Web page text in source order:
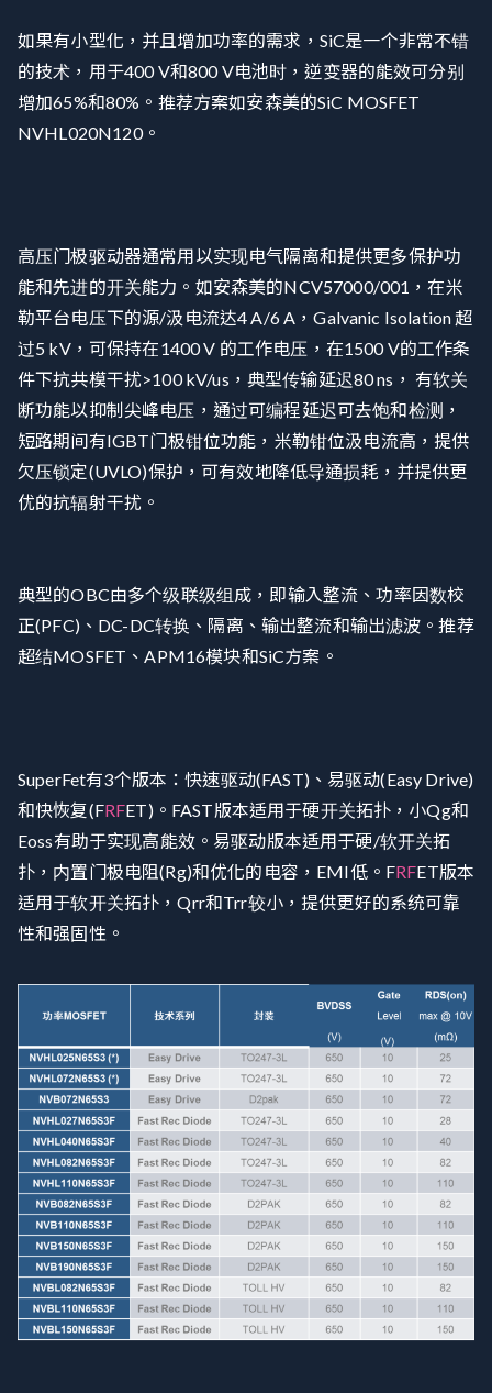
如果有小型化，并且增加功率的需求，SiC是一个非常不错
的技术，用于400 V和800 V电池时，逆变器的能效可分别
增加65%和80%。推荐方案如安森美的SiC MOSFET
NVHL020N120。
高压门极驱动器通常用以实现电气隔离和提供更多保护功
能和先进的开关能力。如安森美的NCV57000/001，在米
勒平台电压下的源/汲电流达4 A/6 A，Galvanic Isolation 超
过5 kV，可保持在1400 V 的工作电压，在1500 V的工作条
件下抗共模干扰>100 kV/us，典型传输延迟80 ns， 有软关
断功能以抑制尖峰电压，通过可编程延迟可去饱和检测，
短路期间有IGBT门极钳位功能，米勒钳位汲电流高，提供
欠压锁定(UVLO)保护，可有效地降低导通损耗，并提供更
优的抗辐射干扰。
典型的OBC由多个级联级组成，即输入整流、功率因数校
正(PFC)、DC-DC转换、隔离、输出整流和输出滤波。推荐
超结MOSFET、APM16模块和SiC方案。
SuperFet有3个版本：快速驱动(FAST)、易驱动(Easy Drive)
和快恢复(FRFET)。FAST版本适用于硬开关拓扑，小Qg和
Eoss有助于实现高能效。易驱动版本适用于硬/软开关拓
扑，内置门极电阻(Rg)和优化的电容，EMI低。FRFET版本
适用于软开关拓扑，Qrr和Trr较小，提供更好的系统可靠
性和强固性。